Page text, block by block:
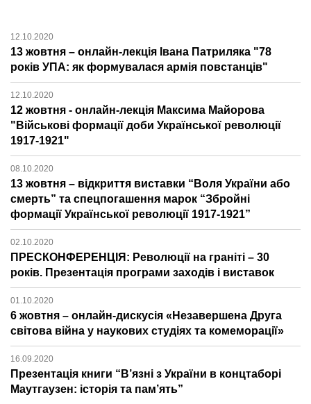
12.10.2020
13 жовтня – онлайн-лекція Івана Патриляка "78
років УПА: як формувалася армія повстанців"
12.10.2020
12 жовтня - онлайн-лекція Максима Майорова
"Військові формації доби Української революції
1917-1921"
08.10.2020
13 жовтня – відкриття виставки “Воля України або
смерть” та спецпогашення марок “Збройні
формації Української революції 1917-1921”
02.10.2020
ПРЕСКОНФЕРЕНЦІЯ: Революції на граніті – 30
років. Презентація програми заходів і виставок
01.10.2020
6 жовтня – онлайн-дискусія «Незавершена Друга
світова війна у наукових студіях та комеморації»
16.09.2020
Презентація книги “В’язні з України в концтаборі
Маутгаузен: історія та пам’ять”